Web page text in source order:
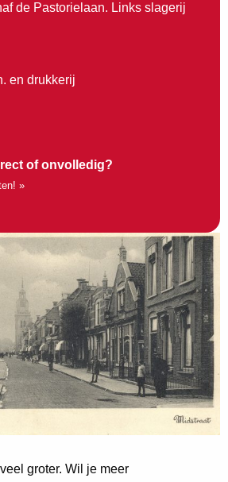
de Pastorielaan. Links slagerij
en drukkerij
of onvolledig?
»
groter. Wil je meer